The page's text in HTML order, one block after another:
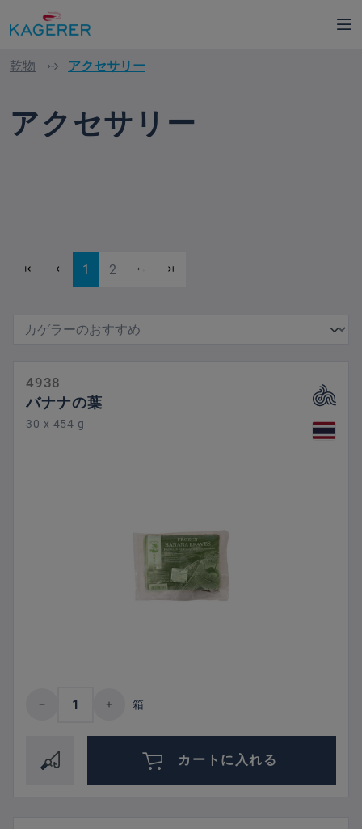
content
乾物 アクセサリー
アクセサリー
Page
1 Page
2
4938
バナナの葉
30 x 454 g
Product Quantity: Enter the desired
箱
カートに入れる